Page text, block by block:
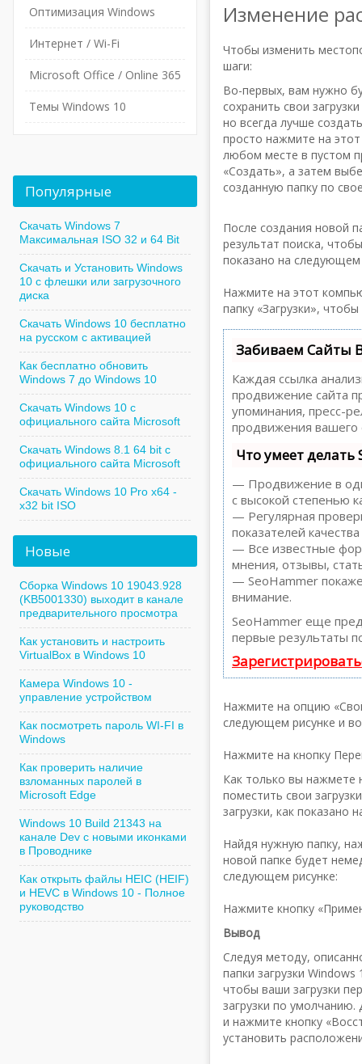
Изменение
Чтобы изменить
шаги:
Во-первых, вам нужно
сохранить свои
но всегда лучше
просто нажмите на
любом месте в пустом
«Создать», а затем
созданную папку по
После создания новой
результат поиска,
показано на следующем
Нажмите на этот
папку «Загрузки»,
Забиваем Сайты
Каждая ссылка
продвижение сайта
упоминания, пресс-
продвижения вашего
Что умеет делать
— Продвижение в
с высокой степенью
— Регулярная
показателей
— Все известные
мнения, отзывы,
— SeoHammer
внимание.
SeoHammer еще
первые результаты
Нажмите на опцию
следующем рисунке и
Нажмите на кнопку
Как только вы нажмете
поместить свои
загрузки, как показано
Найдя нужную папку,
новой папке будет
следующем рисунке:
Нажмите кнопку
Вывод
Следуя методу,
папки загрузки
чтобы ваши загрузки
загрузки по
и нажмите кнопку
установить
Оптимизация Windows
Интернет / Wi-Fi
Microsoft Office / Online 365
Темы Windows 10
Популярные
Скачать Windows 7
Максимальная ISO 32 и 64 Bit
Скачать и Установить Windows
10 с флешки или загрузочного
диска
Скачать Windows 10 бесплатно
на русском с активацией
Как бесплатно обновить
Windows 7 до Windows 10
Скачать Windows 10 с
официального сайта Microsoft
Скачать Windows 8.1 64 bit с
официального сайта Microsoft
Скачать Windows 10 Pro x64 -
x32 bit ISO
Новые
Сборка Windows 10 19043.928
(KB5001330) выходит в канале
предварительного просмотра
Как установить и настроить
VirtualBox в Windows 10
Камера Windows 10 -
управление устройством
Как посмотреть пароль WI-FI в
Windows
Как проверить наличие
взломанных паролей в
Microsoft Edge
Windows 10 Build 21343 на
канале Dev с новыми иконками
в Проводнике
Как открыть файлы HEIC (HEIF)
и HEVC в Windows 10 - Полное
руководство